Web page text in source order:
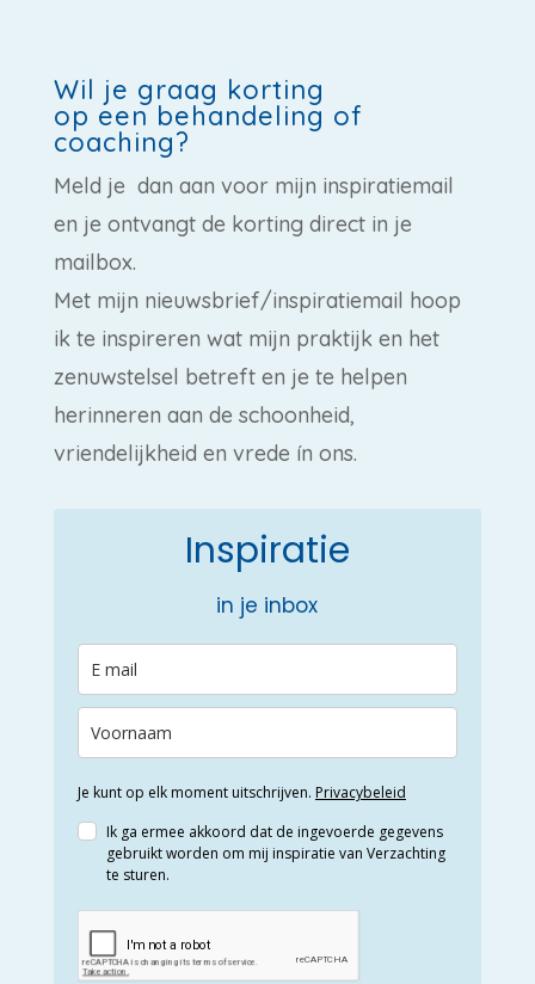
Wil je graag korting
op een behandeling of
coaching?
Meld je dan aan voor mijn inspiratiemail
en je ontvangt de korting direct in je
mailbox.
Met mijn nieuwsbrief/inspiratiemail hoop
ik te inspireren wat mijn praktijk en het
zenuwstelsel betreft en je te helpen
herinneren aan de schoonheid,
vriendelijkheid en vrede ín ons.
Inspiratie
in je inbox
Je kunt op elk moment uitschrijven. Privacybeleid
Ik ga ermee akkoord dat de ingevoerde gegevens
gebruikt worden om mij inspiratie van Verzachting
te sturen.